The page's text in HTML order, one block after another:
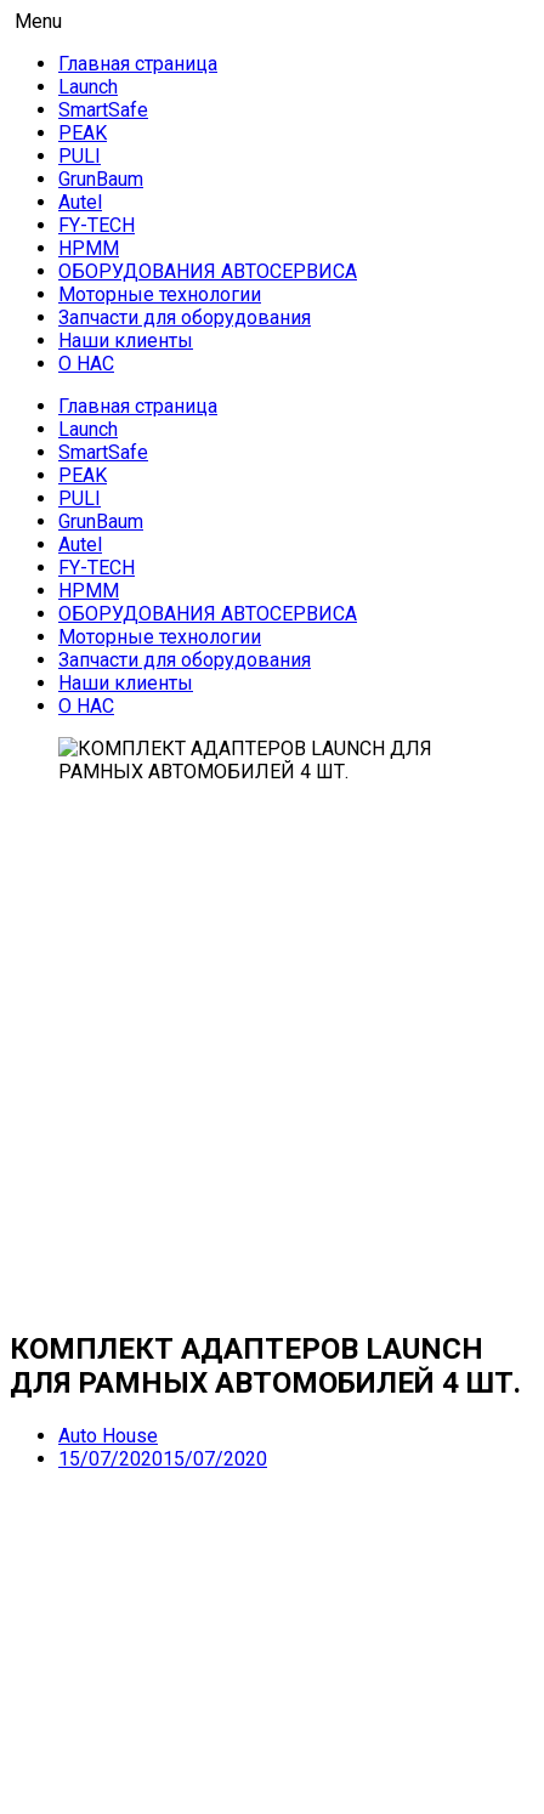
Skip
content
AUTO HOUSE
Launch в Армении,Launch Armenia
Menu
Главная страница
Launch
SmartSafe
PEAK
PULI
GrunBaum
Autel
FY-TECH
HPMM
ОБОРУДОВАНИЯ АВТОСЕРВИСА
Моторные технологии
Запчасти для оборудования
Наши клиенты
О НАС
Главная страница
Launch
SmartSafe
PEAK
PULI
GrunBaum
Autel
FY-TECH
HPMM
ОБОРУДОВАНИЯ АВТОСЕРВИСА
Моторные технологии
Запчасти для оборудования
Наши клиенты
О НАС
КОМПЛЕКТ АДАПТЕРОВ LAUNCH
ДЛЯ РАМНЫХ АВТОМОБИЛЕЙ 4 ШТ.
Auto House
15/07/202015/07/2020